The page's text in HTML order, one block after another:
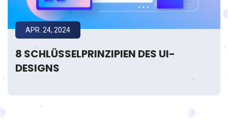
8 SCHLÜSSELPRINZIPIEN DES UI-
DESIGNS
APR. 24, 2024